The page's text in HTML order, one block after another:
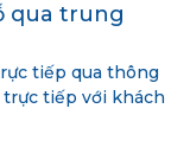
qua trung
tiếp qua thông
trực tiếp với khách